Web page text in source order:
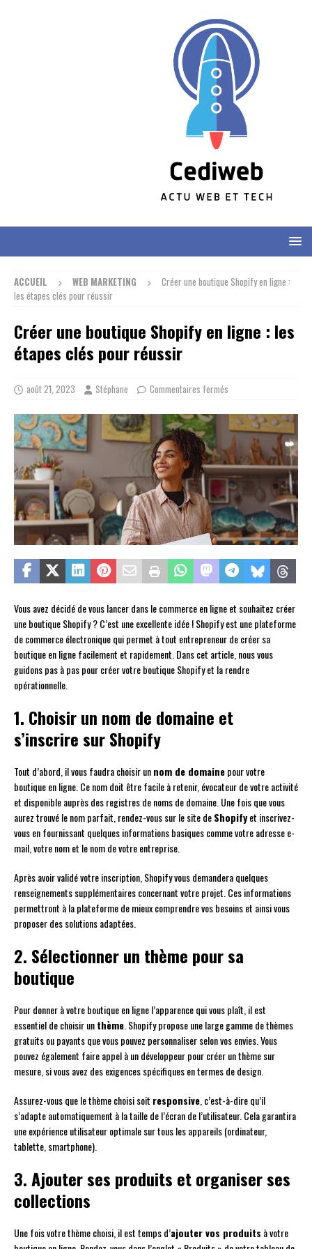
ACCUEIL WEB MARKETING
Créer une boutique Shopify en ligne :
les étapes clés pour réussir
Créer une boutique Shopify en ligne : les
étapes clés pour réussir
août 21, 2023 Stéphane Commentaires fermés
Vous avez décidé de vous lancer dans le commerce en ligne et souhaitez créer
une boutique Shopify ? C’est une excellente idée ! Shopify est une plateforme
de commerce électronique qui permet à tout entrepreneur de créer sa
boutique en ligne facilement et rapidement. Dans cet article, nous vous
guidons pas à pas pour créer votre boutique Shopify et la rendre
opérationnelle.
1. Choisir un nom de domaine et
s’inscrire sur Shopify
Tout d’abord, il vous faudra choisir unnom de domainepour votre
boutique en ligne. Ce nom doit être facile à retenir, évocateur de votre activité
et disponible auprès des registres de noms de domaine. Une fois que vous
aurez trouvé le nom parfait, rendez-vous sur le site deShopifyet inscrivez-
vous en fournissant quelques informations basiques comme votre adresse e-
mail, votre nom et le nom de votre entreprise.
Après avoir validé votre inscription, Shopify vous demandera quelques
renseignements supplémentaires concernant votre projet. Ces informations
permettront à la plateforme de mieux comprendre vos besoins et ainsi vous
proposer des solutions adaptées.
2. Sélectionner un thème pour sa
boutique
Pour donner à votre boutique en ligne l’apparence qui vous plaît, il est
essentiel de choisir unthème . Shopify propose une large gamme de thèmes
gratuits ou payants que vous pouvez personnaliser selon vos envies. Vous
pouvez également faire appel à un développeur pour créer un thème sur
mesure, si vous avez des exigences spécifiques en termes de design.
Assurez-vous que le thème choisi soit responsive , c’est-à-dire qu’il
s’adapte automatiquement à la taille de l’écran de l’utilisateur. Cela garantira
une expérience utilisateur optimale sur tous les appareils (ordinateur,
tablette, smartphone).
3. Ajouter ses produits et organiser ses
collections
Une fois votre thème choisi, il est temps d’ajouter vos produits à votre